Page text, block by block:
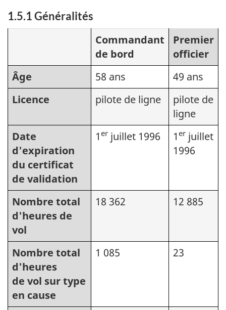
1.5.1 Généralités
Commandant
de bord
Premier
officier
Âge
58 ans
49 ans
Licence
pilote de ligne
pilote de
ligne
Date
d'expiration
du certificat
de validation
1 er juillet 1996 1 er juillet
1996
Nombre total
d'heures de
vol
18 362 12 885
Nombre total
d'heures
de vol sur type
en cause
1 085 23